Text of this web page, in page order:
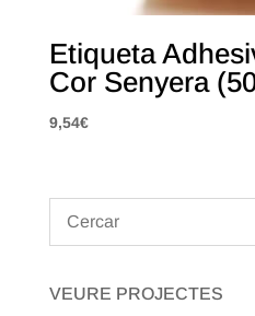
Etiqueta
Cor Senyera
9,54€
VEURE PROJECTES